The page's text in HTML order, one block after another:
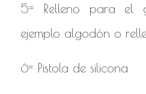
5= Relleno para el
ejemplo algodón o
6= Pistola de silicona